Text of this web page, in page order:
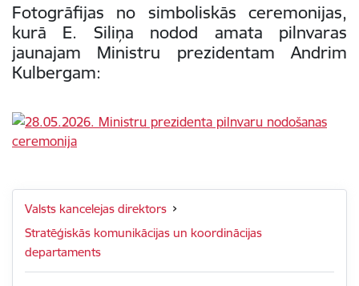
Fotogrāfijas no simboliskās ceremonijas,
kurā E. Siliņa nodod amata pilnvaras
jaunajam Ministru prezidentam Andrim
Kulbergam:
Valsts kancelejas direktors
Stratēģiskās komunikācijas un koordinācijas
departaments